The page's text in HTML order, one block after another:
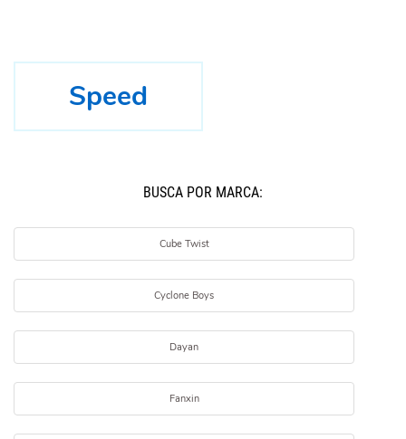
Speed
BUSCÁ POR MARCA:
Cube Twist
Cyclone Boys
Dayan
Fanxin